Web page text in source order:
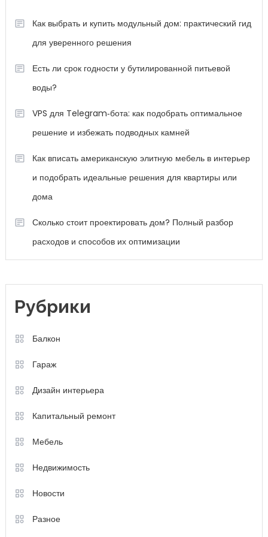
Как выбрать и купить модульный дом: практический гид
для уверенного решения
Есть ли срок годности у бутилированной питьевой
воды?
VPS для Telegram‑бота: как подобрать оптимальное
решение и избежать подводных камней
Как вписать американскую элитную мебель в интерьер
и подобрать идеальные решения для квартиры или
дома
Сколько стоит проектировать дом? Полный разбор
расходов и способов их оптимизации
Рубрики
Балкон
Гараж
Дизайн интерьера
Капитальный ремонт
Мебель
Недвижимость
Новости
Разное